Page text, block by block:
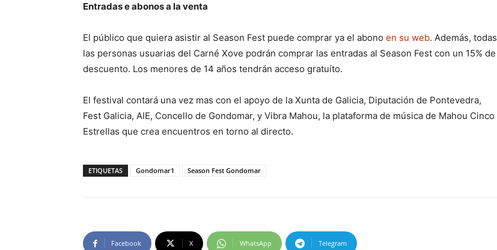
Entradas e abonos a la venta
El público que quiera asistir al Season Fest puede comprar ya el abono en su web. Además, todas
las personas usuarias del Carné Xove podrán comprar las entradas al Season Fest con un 15% de
descuento. Los menores de 14 años tendrán acceso gratuíto.
El festival contará una vez mas con el apoyo de la Xunta de Galicia, Diputación de Pontevedra,
Fest Galicia, AIE, Concello de Gondomar, y Vibra Mahou, la plataforma de música de Mahou Cinco
Estrellas que crea encuentros en torno al directo.
ETIQUETAS Gondomar1 Season Fest Gondomar
Facebook X WhatsApp Telegram